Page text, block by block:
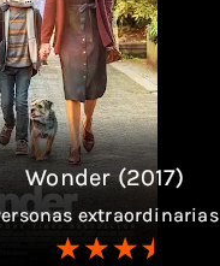
Wonder (2017)
extraordinarias